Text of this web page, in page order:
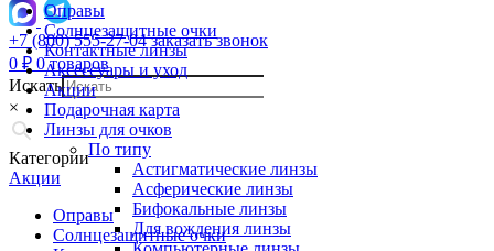
+7 (800) 555-27-04 заказать звонок
0 ₽ 0 товаров
Искать
×
Категории
Акции
Оправы
Солнцезащитные очки
Оправы
Солнцезащитные очки
Контактные линзы
Аксессуары и уход
Акции
Подарочная карта
Линзы для очков
По типу
Астигматические линзы
Асферические линзы
Бифокальные линзы
Для вождения линзы